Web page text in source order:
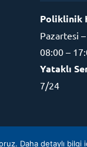
Poliklinik
Pazartesi
08:00 –
Yataklı
7/24
Sağlık ve
Daha detaylı bilgi